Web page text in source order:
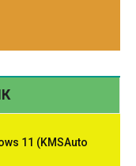
11 (KMSAuto